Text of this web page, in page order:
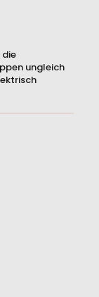
die
ungleich